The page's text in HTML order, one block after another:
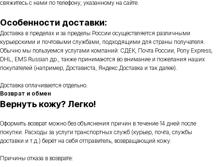
свяжитесь с нами по телефону, указанному на сайте.
Особенности доставки:
Доставка в пределах и за пределы России осуществляется различными
курьерскими и почтовыми службами, подходящими для страны получателя.
Обычно мы пользуемся услугами компаний: СДЕК, Почта России, Pony Express,
DHL, EMS Russian др., также принимаются во внимание и пожелания наших
покупателей (например, Достависта, Яндекс.Доставка и так далее).
Доставка оплачивается отдельно.
Возврат и обмен
Вернуть кожу? Легко!
Оформить возврат можно без объяснения причин в течение 14 дней после
покупки. Расходы за услуги транспортных служб (курьер, почта, службы
доставки и т.д.) берёт на себя отправитель, возвращающий кожу.
Причины отказа в возврате: